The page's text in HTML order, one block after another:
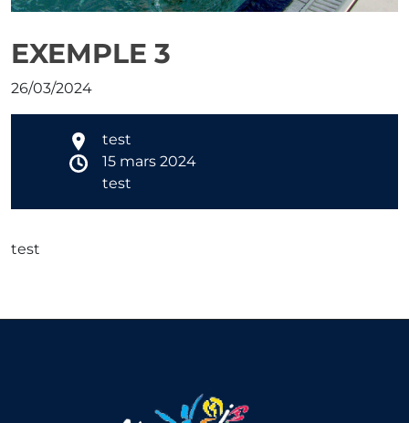
EXEMPLE 3
26/03/2024
test
15 mars 2024
test
test